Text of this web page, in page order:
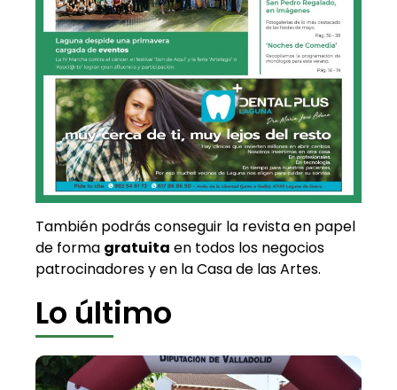
También podrás conseguir la revista en papel
de forma gratuita en todos los negocios
patrocinadores y en la Casa de las Artes.
Lo último